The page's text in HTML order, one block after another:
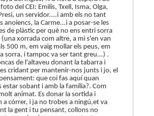
del CEI: Emilis, Txell, Isma, Olga,
un servidor....i amb els no tant
anoiencs, la Carme...i a posar-se les
de plàstic per què no ens entri sorra
(una xorrada com altre, a mi s'en van
500 m, em vaig mollar els peus, em
sorra, i tampoc va ser tant greu...) .
de l'altaveu donant la tabarra i
cridant per mantenir-nos junts i jo, el
que coi fas aquí quan
estar sobant i amb la família?. Com
animat. Es donar la sortida i
a córrer, i ja no trobes a ningú,et va
la gent i tu pensant, collons no